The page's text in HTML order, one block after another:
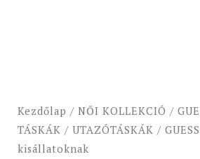
Kezdőlap / NŐI KOLLEKCIÓ /
TÁSKÁK / UTAZÓTÁSKÁK /
kisállatoknak